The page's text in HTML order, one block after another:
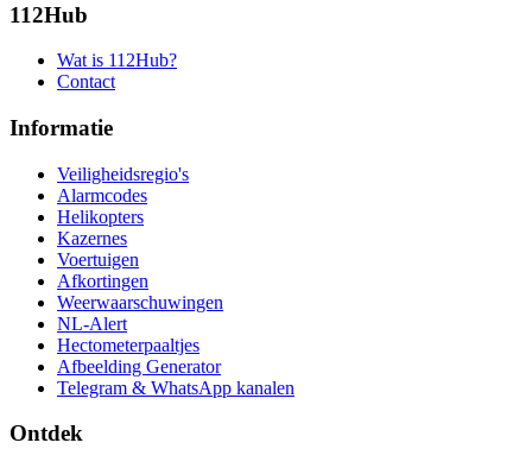
112Hub
Wat is 112Hub?
Contact
Informatie
Veiligheidsregio's
Alarmcodes
Helikopters
Kazernes
Voertuigen
Afkortingen
Weerwaarschuwingen
NL-Alert
Hectometerpaaltjes
Afbeelding Generator
Telegram & WhatsApp kanalen
Ontdek